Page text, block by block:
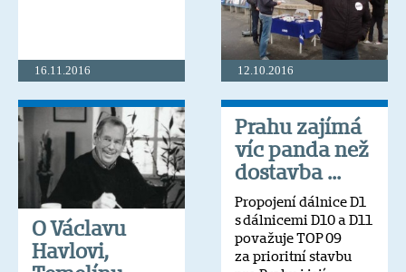
16.11.2016 12.10.2016
O Václavu
Havlovi,
Prahu zajímá
víc panda než
dostavba ...
Propojení dálnice D1
s dálnicemi D10 a D11
považuje TOP 09
za prioritní stavbu